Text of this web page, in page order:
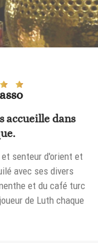
accueille dans
senteur d'orient et
avec ses divers
et du café turc
de Luth chaque